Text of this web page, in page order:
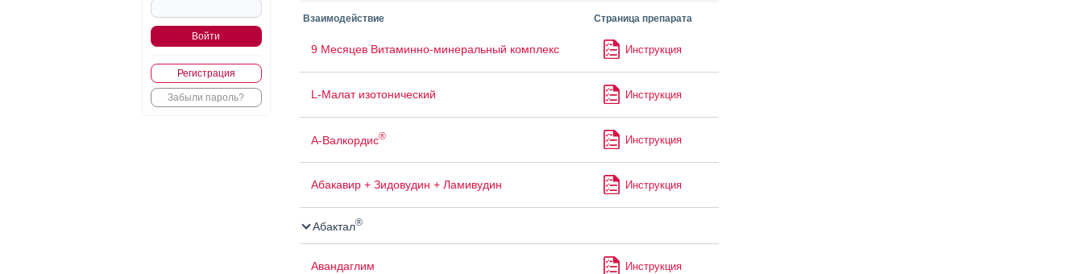
Регистрация
Забыли пароль?
Взаимодействие Страница препарата
9 Месяцев Витаминно-минеральный комплекс Инструкция
L-Малат изотонический Инструкция
А-Валкордис® Инструкция
Абакавир + Зидовудин + Ламивудин Инструкция
Абактал®
Авандаглим Инструкция